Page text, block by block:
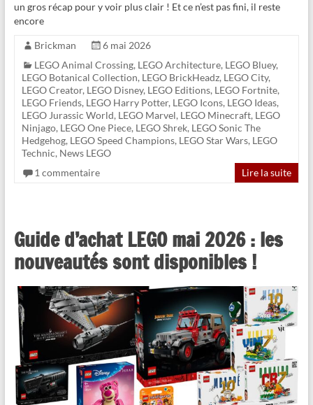
un gros récap pour y voir plus clair ! Et ce n’est pas fini, il reste
encore
Brickman
6 mai 2026
LEGO Animal Crossing, LEGO Architecture, LEGO Bluey,
LEGO Botanical Collection, LEGO BrickHeadz, LEGO City,
LEGO Creator, LEGO Disney, LEGO Editions, LEGO Fortnite,
LEGO Friends, LEGO Harry Potter, LEGO Icons, LEGO Ideas,
LEGO Jurassic World, LEGO Marvel, LEGO Minecraft, LEGO
Ninjago, LEGO One Piece, LEGO Shrek, LEGO Sonic The
Hedgehog, LEGO Speed Champions, LEGO Star Wars, LEGO
Technic, News LEGO
1 commentaire
Lire la suite
Guide d’achat LEGO mai 2026 : les
nouveautés sont disponibles !